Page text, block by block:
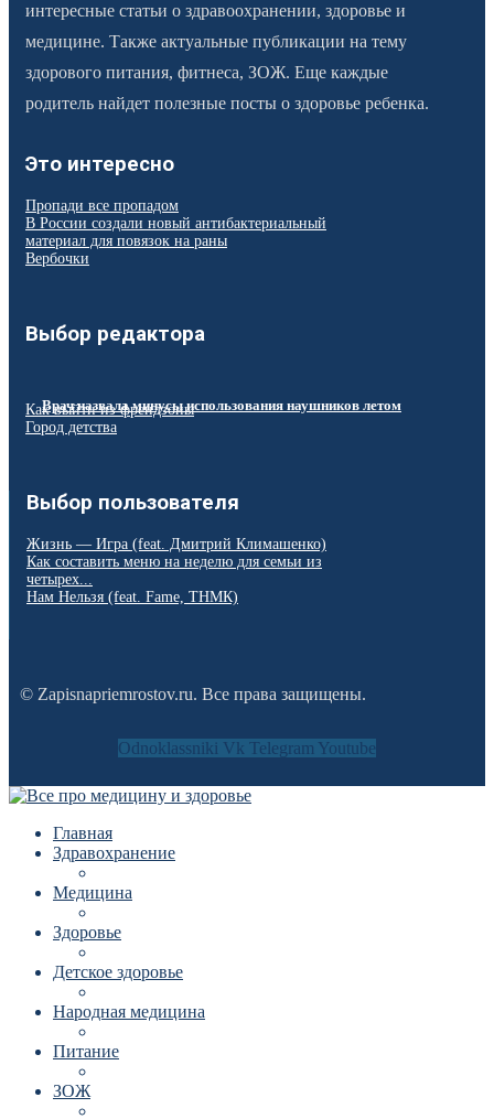
интересные статьи о здравоохранении, здоровье и
медицине. Также актуальные публикации на тему
здорового питания, фитнеса, ЗОЖ. Еще каждые
родитель найдет полезные посты о здоровье ребенка.
Это интересно
Пропади все пропадом
В России создали новый антибактериальный
материал для повязок на раны
Вербочки
Выбор редактора
Врач назвала минусы использования наушников летом
Как выйти из френдзоны
Город детства
Выбор пользователя
Жизнь — Игра (feat. Дмитрий Климашенко)
Как составить меню на неделю для семьи из
четырех...
Нам Нельзя (feat. Fame, ТНМК)
© Zapisnapriemrostov.ru. Все права защищены.
Odnoklassniki Vk Telegram Youtube
Главная
Здравохранение
Медицина
Здоровье
Детское здоровье
Народная медицина
Питание
ЗОЖ